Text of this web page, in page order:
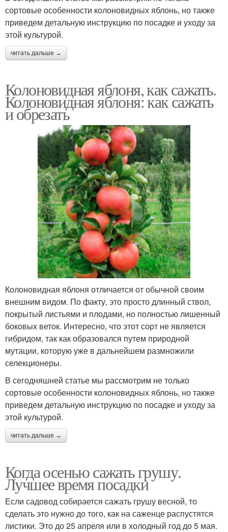
сортовые особенности колоновидных яблонь, но также
приведем детальную инструкцию по посадке и уходу за
этой культурой.
читать дальше →
Колоновидная яблоня, как сажать.
Колоновидная яблоня: как сажать
и обрезать
Колоновидная яблоня отличается от обычной своим
внешним видом. По факту, это просто длинный ствол,
покрытый листьями и плодами, но полностью лишенный
боковых веток. Интересно, что этот сорт не является
гибридом, так как образовался путем природной
мутации, которую уже в дальнейшем размножили
селекционеры.
В сегодняшней статье мы рассмотрим не только
сортовые особенности колоновидных яблонь, но также
приведем детальную инструкцию по посадке и уходу за
этой культурой.
читать дальше →
Когда осенью сажать грушу.
Лучшее время посадки
Если садовод собирается сажать грушу весной, то
сделать это нужно до того, как на саженце распустятся
листики. Это до 25 апреля или в холодный год до 5 мая.